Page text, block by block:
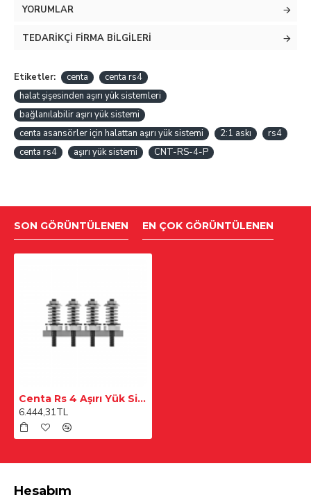
YORUMLAR
TEDARIKÇI FIRMA BILGILERI
Etiketler: centa
centa rs4
halat şişesinden aşırı yük sistemleri
bağlanılabilir aşırı yük sistemi
centa asansörler için halattan aşırı yük sistemi
2:1 askı
rs4
centa rs4
aşırı yük sistemi CNT-RS-4-P
SON GÖRÜNTÜLENEN EN ÇOK GÖRÜNTÜLENEN
Centa Rs 4 Aşırı Yük Sistemi
6.444,31TL
Hesabım